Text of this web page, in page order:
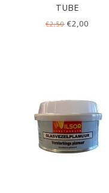
TUBE
€2,50 €2,00